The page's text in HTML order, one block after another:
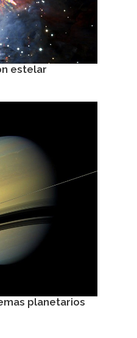
estelar
planetarios